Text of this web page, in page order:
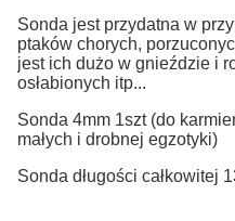
Sonda jest przydatna w
ptaków chorych,
jest ich dużo w gnieździe i
osłabionych itp...
Sonda 4mm 1szt (do
małych i drobnej egzotyki)
Sonda długości całkowitej